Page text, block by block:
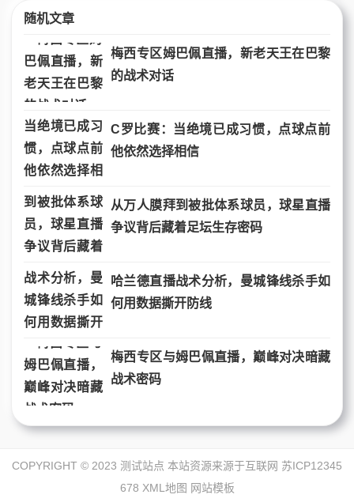
随机文章
梅西专区姆巴佩直播，新老天王在巴黎
的战术对话
C罗比赛：当绝境已成习惯，点球点前
他依然选择相信
从万人膜拜到被批体系球员，球星直播
争议背后藏着足坛生存密码
哈兰德直播战术分析，曼城锋线杀手如
何用数据撕开防线
梅西专区与姆巴佩直播，巅峰对决暗藏
战术密码
COPYRIGHT © 2023 测试站点 本站资源来源于互联网 苏ICP12345
678 XML地图 网站模板